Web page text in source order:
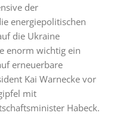
der
energiepolitischen
die Ukraine
enorm wichtig ein
erneuerbare
Kai Warnecke vor
mit
Habeck.